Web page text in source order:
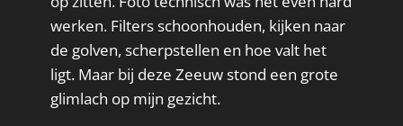
werken. Filters schoonhouden, kijken naar
de golven, scherpstellen en hoe valt het
ligt. Maar bij deze Zeeuw stond een grote
glimlach op mijn gezicht.